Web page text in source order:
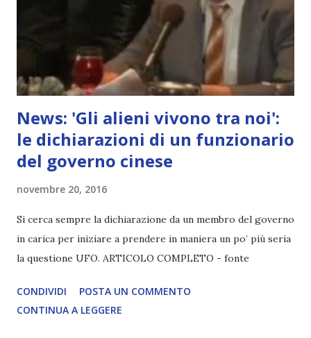
News: 'Gli alieni vivono tra noi':
le dichiarazioni di un funzionario
del governo cinese
novembre 20, 2016
Si cerca sempre la dichiarazione da un membro del governo
in carica per iniziare a prendere in maniera un po’ più seria
la questione UFO. ARTICOLO COMPLETO - fonte
CONDIVIDI
POSTA UN COMMENTO
CONTINUA A LEGGERE